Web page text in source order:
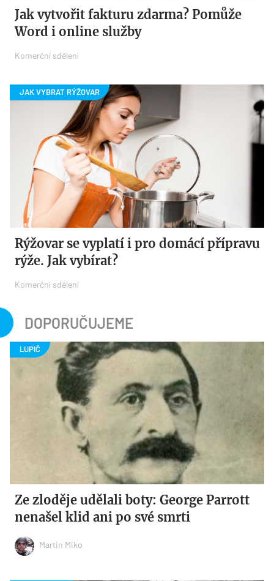
Jak vytvořit fakturu zdarma? Pomůže
Word i online služby
Komerční sdělení
Rýžovar se vyplatí i pro domácí přípravu
rýže. Jak vybírat?
Komerční sdělení
DOPORUČUJEME
Ze zloděje udělali boty: George Parrott
nenašel klid ani po své smrti
Martin Miko